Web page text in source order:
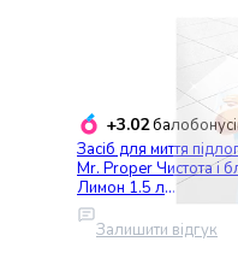
Кава
Какао
Чай
Снеки
Чипси
Сухарики
+3.02
Засіб для миття
Mr. Proper Чистота і
Лимон 1.5 л
(5410076957484)
Залишити відгук